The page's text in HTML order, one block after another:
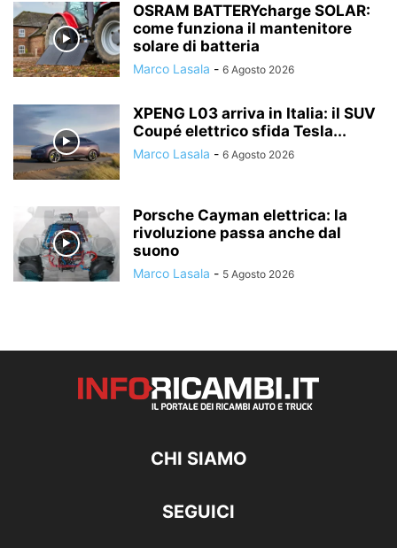
OSRAM BATTERYcharge SOLAR:
come funziona il mantenitore
solare di batteria
Marco Lasala - 6 Agosto 2026
XPENG L03 arriva in Italia: il SUV
Coupé elettrico sfida Tesla...
Marco Lasala - 6 Agosto 2026
Porsche Cayman elettrica: la
rivoluzione passa anche dal
suono
Marco Lasala - 5 Agosto 2026
CHI SIAMO
SEGUICI